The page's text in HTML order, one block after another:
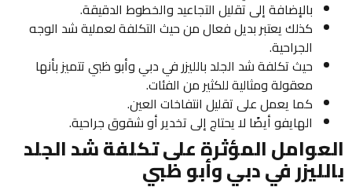
بالإضافة إلى تقليل التجاعيد والخطوط الدقيقة.
كذلك يعتبر بديل فعال من حيث التكلفة لعملية شد الوجه
الجراحية.
حيث تكلفة شد الجلد بالليزر في دبي وأبو ظبي تتميز بأنها
معقولة ومثالية للكثير من الفئات.
كما يعمل على تقليل انتفاخات العين.
الهايفو أيضًا لا يحتاج إلى تخدير أو شقوق جراحية.
العوامل المؤثرة على تكلفة شد الجلد
بالليزر في دبي وأبو ظبي